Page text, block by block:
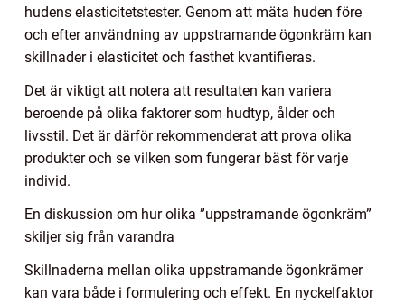
hudens elasticitetstester. Genom att mäta huden före
och efter användning av uppstramande ögonkräm kan
skillnader i elasticitet och fasthet kvantifieras.
Det är viktigt att notera att resultaten kan variera
beroende på olika faktorer som hudtyp, ålder och
livsstil. Det är därför rekommenderat att prova olika
produkter och se vilken som fungerar bäst för varje
individ.
En diskussion om hur olika ”uppstramande ögonkräm”
skiljer sig från varandra
Skillnaderna mellan olika uppstramande ögonkrämer
kan vara både i formulering och effekt. En nyckelfaktor